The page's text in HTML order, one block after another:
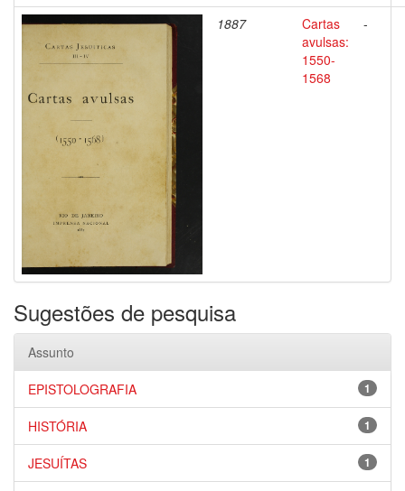
1887
Cartas
avulsas:
1550-
1568
-
Sugestões de pesquisa
Assunto
1
EPISTOLOGRAFIA
1
HISTÓRIA
1
JESUÍTAS